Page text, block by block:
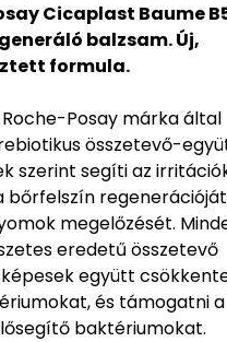
Cicaplast Baume
balzsam. Új,
formula.
Roche-Posay márka által
összetevő-
szerint segíti az
bőrfelszín
megelőzését.
eredetű összetevő
együtt
és támogatni
baktériumokat.